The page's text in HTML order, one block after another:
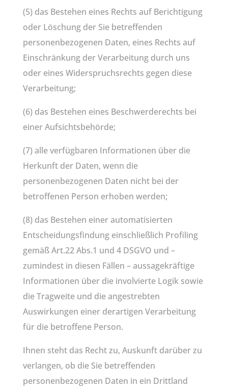
(5) das Bestehen eines Rechts auf Berichtigung
oder Löschung der Sie betreffenden
personenbezogenen Daten, eines Rechts auf
Einschränkung der Verarbeitung durch uns
oder eines Widerspruchsrechts gegen diese
Verarbeitung;
(6) das Bestehen eines Beschwerderechts bei
einer Aufsichtsbehörde;
(7) alle verfügbaren Informationen über die
Herkunft der Daten, wenn die
personenbezogenen Daten nicht bei der
betroffenen Person erhoben werden;
(8) das Bestehen einer automatisierten
Entscheidungsfindung einschließlich Profiling
gemäß Art.22 Abs.1 und 4 DSGVO und –
zumindest in diesen Fällen – aussagekräftige
Informationen über die involvierte Logik sowie
die Tragweite und die angestrebten
Auswirkungen einer derartigen Verarbeitung
für die betroffene Person.
Ihnen steht das Recht zu, Auskunft darüber zu
verlangen, ob die Sie betreffenden
personenbezogenen Daten in ein Drittland